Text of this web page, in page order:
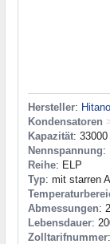
Hersteller: Hitano
Kondensatoren
Kapazität:
Nennspannung:
Reihe: ELP
Typ: mit starren
Abmessungen:
Lebensdauer:
Zolltarifnummer